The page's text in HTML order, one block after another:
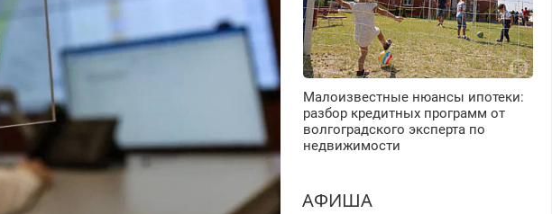
Малоизвестные нюансы ипотеки:
разбор кредитных программ от
волгоградского эксперта по
недвижимости
АФИША